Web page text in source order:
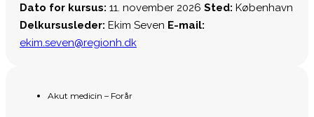
Dato for kursus: 11. november 2026 Sted: København
Delkursusleder: Ekim Seven E-mail:
ekim.seven@regionh.dk
Akut medicin – Forår